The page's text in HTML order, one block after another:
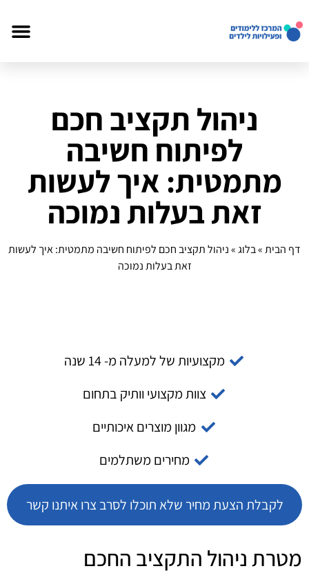
ניהול תקציב חכם
לפיתוח חשיבה
מתמטית: איך לעשות
זאת בעלות נמוכה
דף הבית»בלוג»ניהול תקציב חכם לפיתוח חשיבה מתמטית: איך לעשות
זאת בעלות נמוכה
מקצועיות של למעלה מ- 14 שנה
צוות מקצועי וותיק בתחום
מגוון מוצרים איכותיים
מחירים משתלמים
לקבלת הצעת מחיר שלא תוכלו לסרב צרו איתנו קשר
מטרת ניהול התקציב החכם